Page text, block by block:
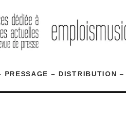
PRESSAGE – DISTRIBUTION –